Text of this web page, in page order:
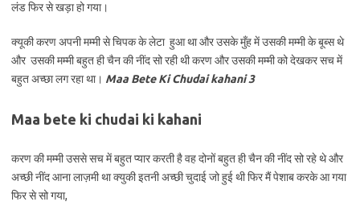
लंड फिर से खड़ा हो गया।
क्यूकी करण अपनी मम्मी से चिपक के लेटा हुआ था और उसके मुँह में उसकी मम्मी के बूब्स थे
और उसकी मम्मी बहुत ही चैन की नींद सो रही थी करण और उसकी मम्मी को देखकर सच में
बहुत अच्छा लग रहा था। Maa Bete Ki Chudai kahani 3
Maa bete ki chudai ki kahani
करण की मम्मी उससे सच में बहुत प्यार करती है वह दोनों बहुत ही चैन की नींद सो रहे थे और
अच्छी नींद आना लाज़मी था क्युकी इतनी अच्छी चुदाई जो हुई थी फिर मैं पेशाब करके आ गया
फिर से सो गया,